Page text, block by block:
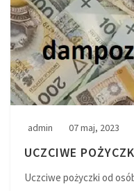
admin 07 maj, 2023
UCZCIWE
Uczciwe pożyczki od